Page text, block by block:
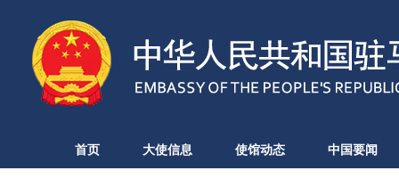
首页 大使信息 使馆动态 中国要闻